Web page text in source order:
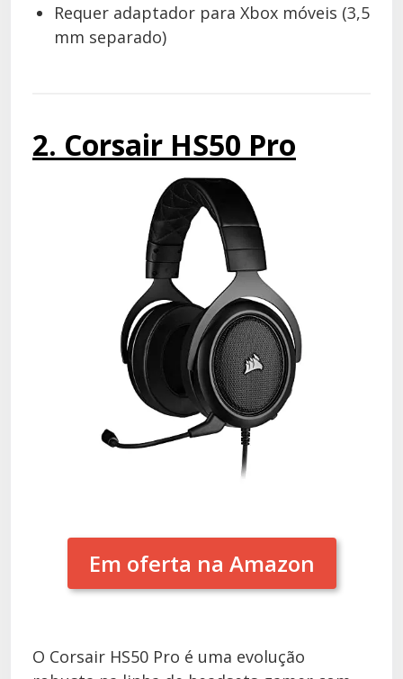
Requer adaptador para Xbox móveis (3,5
mm separado)
2. Corsair HS50 Pro
Em oferta na Amazon
O Corsair HS50 Pro é uma evolução